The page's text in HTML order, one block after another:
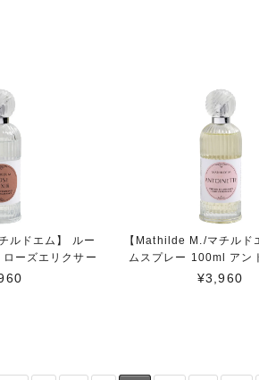
ルドエム】 ルー
ーズエリクサー
【Mathilde M./マチルド
ムスプレー 100ml アン
¥3,960